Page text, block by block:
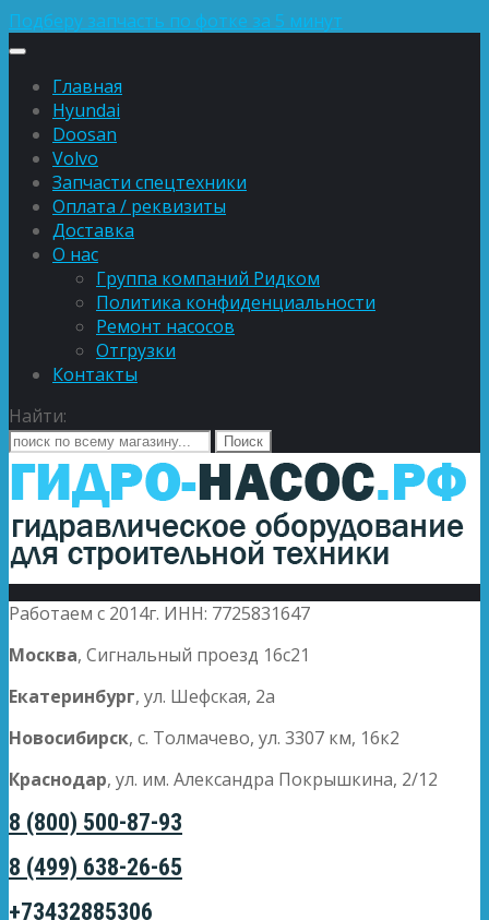
Подберу запчасть по фотке за 5 минут
Главная
Hyundai
Doosan
Volvo
Запчасти спецтехники
Оплата / реквизиты
Доставка
О нас
Группа компаний Ридком
Политика конфиденциальности
Ремонт насосов
Отгрузки
Контакты
Найти:
Работаем с 2014г. ИНН: 7725831647
Москва, Сигнальный проезд 16с21
Екатеринбург, ул. Шефская, 2а
Новосибирск, с. Толмачево, ул. 3307 км, 16к2
Краснодар, ул. им. Александра Покрышкина, 2/12
8 (800) 500-87-93
8 (499) 638-26-65
+73432885306